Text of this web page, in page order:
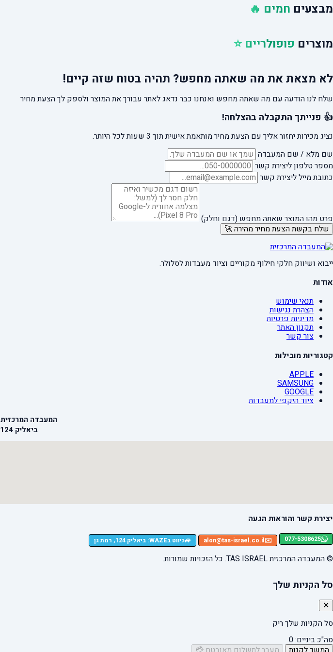
מבצעים חמים 🔥
מוצרים פופולריים ⭐
לא מצאת את מה שאתה מחפש? תהיה בטוח שזה קיים!
שלח לנו הודעה עם מה שאתה מחפש ואנחנו כבר נדאג לאתר עבורך את המוצר ולספק לך הצעת מחיר
👍 פנייתך התקבלה בהצלחה!
נציג מכירות יחזור אליך עם הצעת מחיר מותאמת אישית תוך 3 שעות לכל היותר.
שם מלא / שם המעבדה
מספר טלפון ליצירת קשר
כתובת מייל ליצירת קשר
פרט מהו המוצר שאתה מחפש (דגם וחלק)
שלח בקשת הצעת מחיר מהירה 🚀
ייבוא ושיווק חלקי חילוף מקוריים וציוד מעבדות לסלולר.
אודות
תנאי שימוש
הצהרת נגישות
מדיניות פרטיות
תקנון האתר
צור קשר
קטגוריות מובילות
APPLE
SAMSUNG
GOOGLE
ציוד היקפי למעבדות
המעבדה המרכזית TAS ISRAEL
ביאליק 124 רמת גן
יצירת קשר והוראות הגעה
077-5308625
✉️
alon@tas-israel.co.il
🚙ניווט בWAZE: ביאליק 124, רמת גן
© המעבדה המרכזית TAS ISRAEL. כל הזכויות שמורות.
סל הקניות שלך
✕
סל הקניות שלך ריק
סה"כ ביניים:0